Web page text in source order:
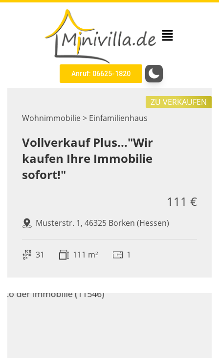
Anruf: 06625-1820
Wohnimmobilie > Einfamilienhaus
ZU VERKAUFEN
Vollverkauf Plus..."Wir
kaufen Ihre Immobilie
sofort!"
Musterstr. 1, 46325 Borken (Hessen)
111 €
31 111 m² 1